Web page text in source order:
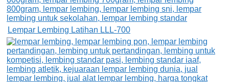
Lempar Lembing Latihan LLL-700